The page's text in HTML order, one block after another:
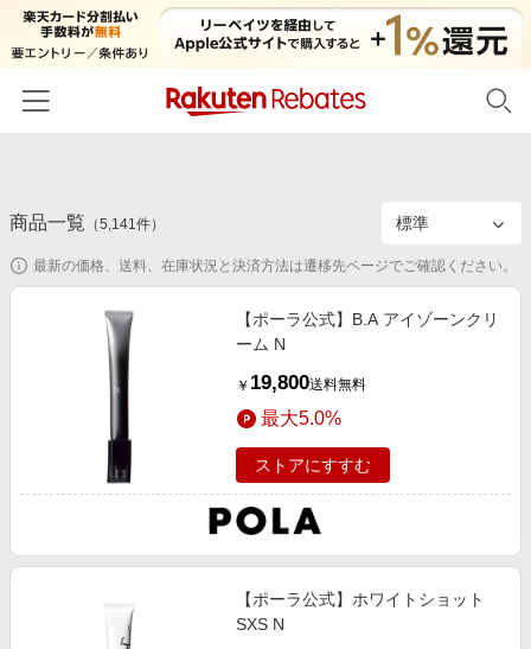
カテゴリー一覧
百貨店・総合ECモール
ファッション・インナー・小物
食品・スイーツ・お酒
日用品・キッチン用品
コスメ・健康・医薬品
キッズ・ベビー用品
家電・PC・スマホ・カメラ
インテリア・寝具
イベント一覧
リーベイツ注目ストア
初回購入者限定特典
新着ストアのご紹介
電子書籍特集
楽天サービス特集
わくわく夏特集
友達紹介
楽天IDでログイン/会員登録
商品一覧 （5,141件）
最新の価格、送料、在庫状況と決済方法は遷移先ページでご確認ください。
【ポーラ公式】B.A アイゾーンクリ
ーム N
￥ 19,800送料無料
最大5.0%
ストアにすすむ
【ポーラ公式】ホワイトショット
SXS N